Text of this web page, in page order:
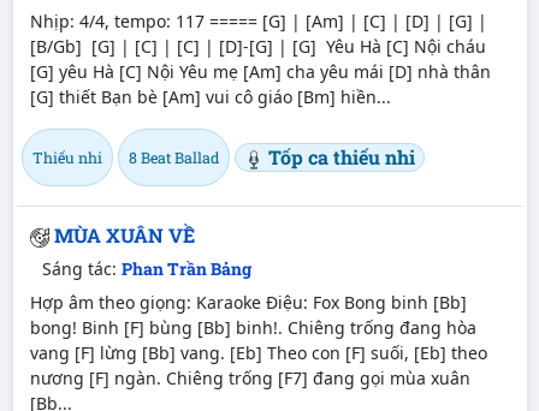
Nhịp: 4/4, tempo: 117 ===== [G] | [Am] | [C] | [D] | [G] |
[B/Gb] [G] | [C] | [C] | [D]-[G] | [G] Yêu Hà [C] Nội cháu
[G] yêu Hà [C] Nội Yêu mẹ [Am] cha yêu mái [D] nhà thân
[G] thiết Bạn bè [Am] vui cô giáo [Bm] hiền...
Thiếu nhi 8 Beat Ballad Tốp ca thiếu nhi
MÙA XUÂN VỀ
Sáng tác: Phan Trần Bảng
Hợp âm theo giọng: Karaoke Điệu: Fox Bong binh [Bb]
bong! Binh [F] bùng [Bb] binh!. Chiêng trống đang hòa
vang [F] lừng [Bb] vang. [Eb] Theo con [F] suối, [Eb] theo
nương [F] ngàn. Chiêng trống [F7] đang gọi mùa xuân
[Bb...